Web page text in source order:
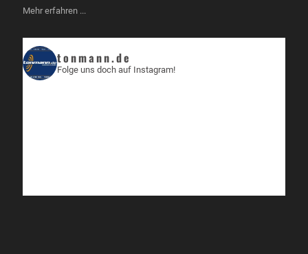
Mehr erfahren ...
tonmann.de
Folge uns doch auf Instagram!